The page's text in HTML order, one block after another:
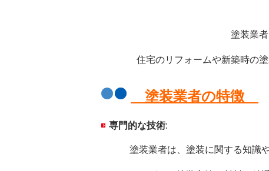
塗装業
住宅のリフォームや新築時の
塗装業者の特徴
専門的な技術:
塗装業者は、塗装に関する知識や